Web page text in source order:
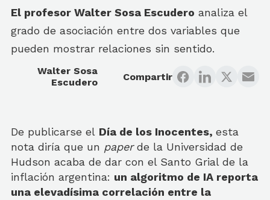
El profesor Walter Sosa Escudero analiza el
grado de asociación entre dos variables que
pueden mostrar relaciones sin sentido.
Walter Sosa
Escudero
Compartir
De publicarse el Día de los Inocentes, esta
nota diría que un paperde la Universidad de
Hudson acaba de dar con el Santo Grial de la
inflación argentina: un algoritmo de IA reporta
una elevadísima correlación entre la